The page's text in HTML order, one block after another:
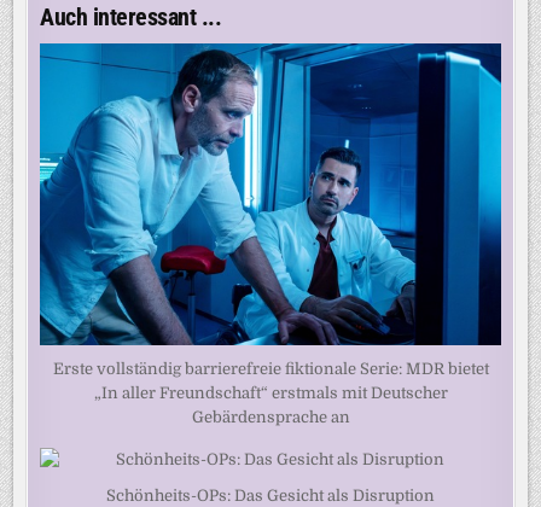
Auch interessant ...
Erste vollständig barrierefreie fiktionale Serie: MDR bietet
„In aller Freundschaft“ erstmals mit Deutscher
Gebärdensprache an
Schönheits-OPs: Das Gesicht als Disruption